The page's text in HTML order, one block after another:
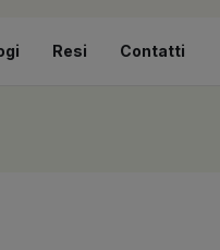
Resi Contatti